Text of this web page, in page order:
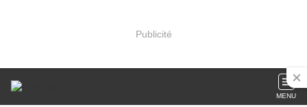
Publicité
MENU